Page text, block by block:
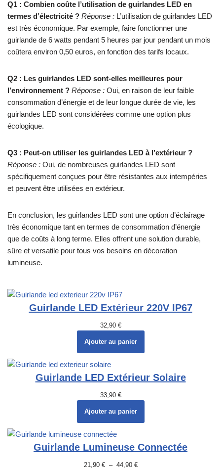
Q1 : Combien coûte l’utilisation de guirlandes LED en
termes d’électricité ? Réponse : L’utilisation de guirlandes LED
est très économique. Par exemple, faire fonctionner une
guirlande de 6 watts pendant 5 heures par jour pendant un mois
coûtera environ 0,50 euros, en fonction des tarifs locaux.
Q2 : Les guirlandes LED sont-elles meilleures pour
l’environnement ? Réponse : Oui, en raison de leur faible
consommation d’énergie et de leur longue durée de vie, les
guirlandes LED sont considérées comme une option plus
écologique.
Q3 : Peut-on utiliser les guirlandes LED à l’extérieur ?
Réponse : Oui, de nombreuses guirlandes LED sont
spécifiquement conçues pour être résistantes aux intempéries
et peuvent être utilisées en extérieur.
En conclusion, les guirlandes LED sont une option d’éclairage
très économique tant en termes de consommation d’énergie
que de coûts à long terme. Elles offrent une solution durable,
sûre et versatile pour tous vos besoins en décoration
lumineuse.
Guirlande LED Extérieur 220V IP67
32,90 €
Ajouter au panier
Guirlande LED Extérieur Solaire
33,90 €
Ajouter au panier
Guirlande Lumineuse Connectée
21,90 € – 44,90 €